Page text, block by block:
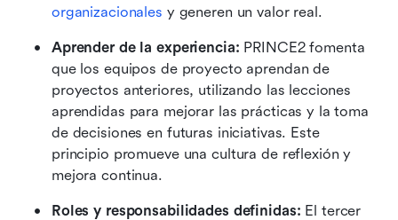
organizacionales y generen un valor real.
Aprender de la experiencia: PRINCE2 fomenta
que los equipos de proyecto aprendan de
proyectos anteriores, utilizando las lecciones
aprendidas para mejorar las prácticas y la toma
de decisiones en futuras iniciativas. Este
principio promueve una cultura de reflexión y
mejora continua.
Roles y responsabilidades definidas: El tercer